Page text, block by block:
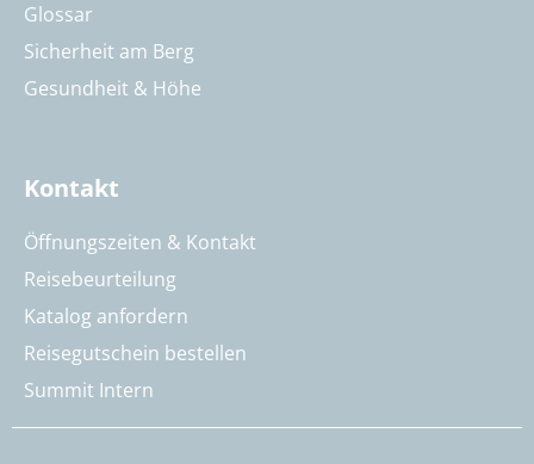
Glossar
Sicherheit am Berg
Gesundheit & Höhe
Kontakt
Öffnungszeiten & Kontakt
Reisebeurteilung
Katalog anfordern
Reisegutschein bestellen
Summit Intern